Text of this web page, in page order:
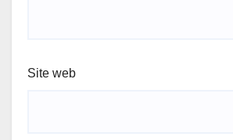
Site web